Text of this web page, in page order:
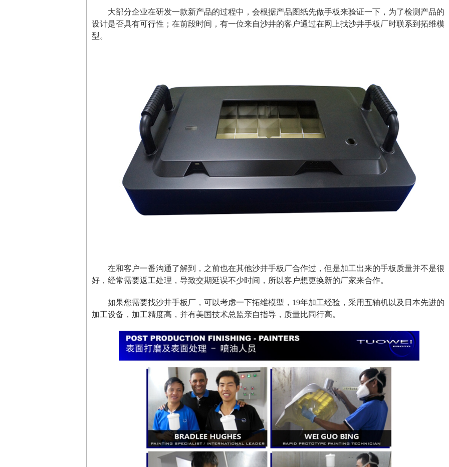
大部分企业在研发一款新产品的过程中，会根据产品图纸先做手板来验证一下，为了检测产品的
设计是否具有可行性；在前段时间，有一位来自沙井的客户通过在网上找沙井手板厂时联系到拓维模
型。
在和客户一番沟通了解到，之前也在其他沙井手板厂合作过，但是加工出来的手板质量并不是很
好，经常需要返工处理，导致交期延误不少时间，所以客户想更换新的厂家来合作。
如果您需要找沙井手板厂，可以考虑一下拓维模型，19年加工经验，采用五轴机以及日本先进的
加工设备，加工精度高，并有美国技术总监亲自指导，质量比同行高。